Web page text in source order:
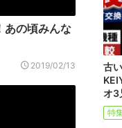
あの頃みんな
2019/02/13
古
オ3
特